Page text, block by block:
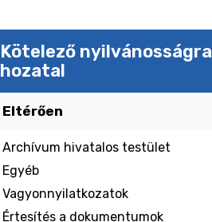
Kötelező nyilvánosságra
hozatal
Eltérően
Archívum hivatalos testület
Egyéb
Vagyonnyilatkozatok
Értesítés a dokumentumok